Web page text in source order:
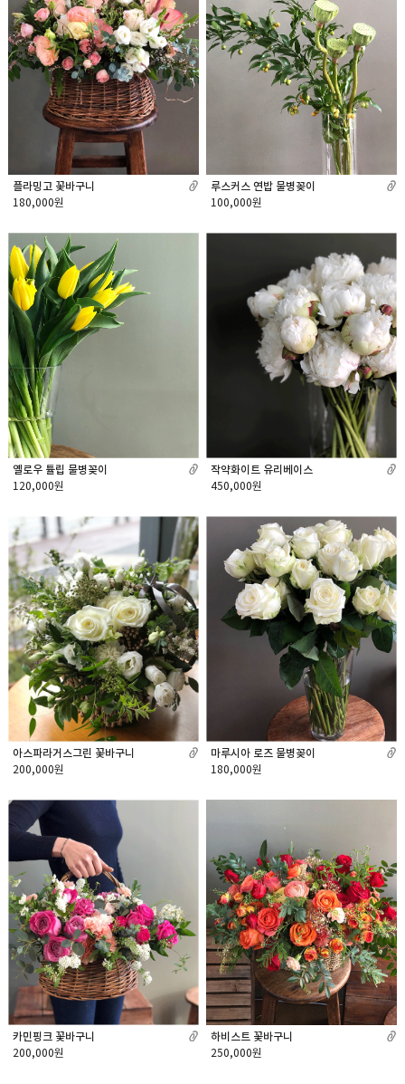
플라밍고 꽃바구니
180,000원
루스커스 연밥 물병꽂이
100,000원
옐로우 튤립 물병꽂이
120,000원
작약화이트 유리베이스
450,000원
아스파라거스그린 꽃바구니
200,000원
마루시아 로즈 물병꽂이
180,000원
카민핑크 꽃바구니
200,000원
하비스트 꽃바구니
250,000원